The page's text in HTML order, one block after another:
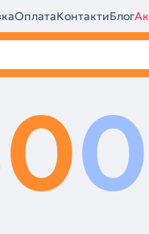
ОплатаКонтактиБлог
00